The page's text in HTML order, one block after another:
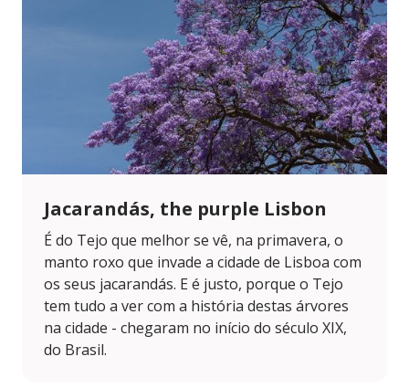
Jacarandás, the purple Lisbon
É do Tejo que melhor se vê, na primavera, o
manto roxo que invade a cidade de Lisboa com
os seus jacarandás. E é justo, porque o Tejo
tem tudo a ver com a história destas árvores
na cidade - chegaram no início do século XIX,
do Brasil.